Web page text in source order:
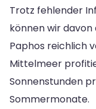
Trotz fehlender
können wir davon
Paphos reichlich
Mittelmeer
Sonnenstunden
Sommermonate.